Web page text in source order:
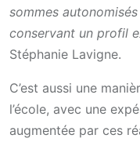
sommes
conservant un profil
Stéphanie Lavigne.
C’est aussi une
l’école, avec une
augmentée par ces